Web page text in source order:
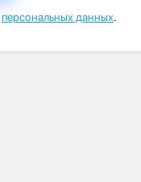
персональных данных.